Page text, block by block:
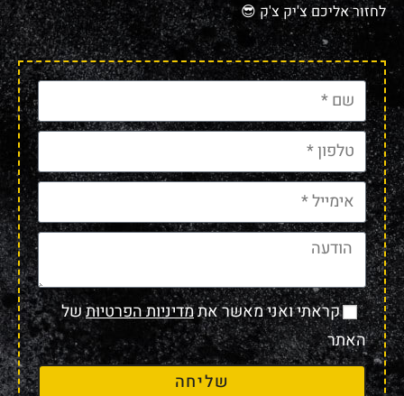
לחזור אליכם צ'יק צ'ק 😎
קראתי ואני מאשר אתמדיניות הפרטיותשל
האתר
שליחה